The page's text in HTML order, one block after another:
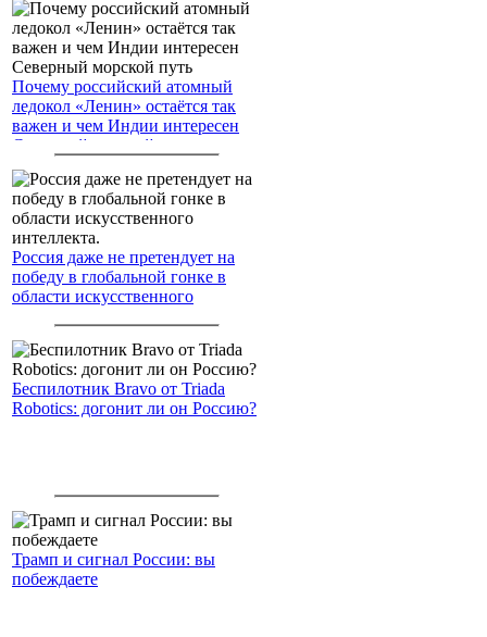
Почему российский атомный
ледокол «Ленин» остаётся так
важен и чем Индии интересен
Северный морской путь
Россия даже не претендует на
победу в глобальной гонке в
области искусственного
Беспилотник Bravo от Triada
Robotics: догонит ли он Россию?
Трамп и сигнал России: вы
побеждаете